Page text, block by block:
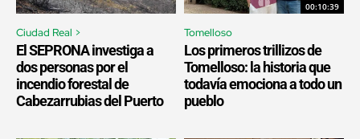
Ciudad Real >
El SEPRONA investiga a
dos personas por el
incendio forestal de
Cabezarrubias del Puerto
00:10:39
Tomelloso
Los primeros trillizos de
Tomelloso: la historia que
todavía emociona a todo un
pueblo